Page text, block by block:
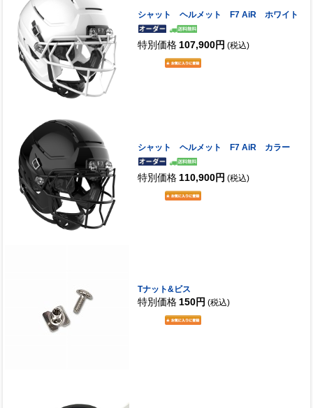
シャット ヘルメット F7 AiR ホワイト
特別価格 107,900円 (税込)
シャット ヘルメット F7 AiR カラー
特別価格 110,900円 (税込)
Tナット&ビス
特別価格 150円 (税込)